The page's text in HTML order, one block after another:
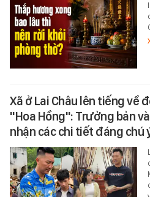
Xã ở Lai Châu lên tiếng về
"Hoa Hồng": Trưởng bản
nhận các chi tiết đáng chú